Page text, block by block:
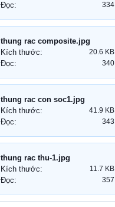
Đọc: 334
thung rac composite.jpg
Kích thước:
20.6 KB
Đọc: 340
thung rac con soc1.jpg
Kích thước:
41.9 KB
Đọc: 343
thung rac thu-1.jpg
Kích thước:
11.7 KB
Đọc: 357